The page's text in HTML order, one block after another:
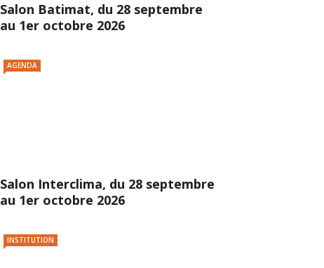
Salon Batimat, du 28 septembre
au 1er octobre 2026
AGENDA
Salon Interclima, du 28 septembre
au 1er octobre 2026
INSTITUTION